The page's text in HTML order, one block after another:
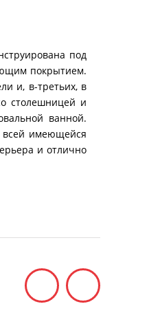
под
покрытием.
и, в-третьих, в
столешницей и
ванной.
всей имеющейся
и отлично